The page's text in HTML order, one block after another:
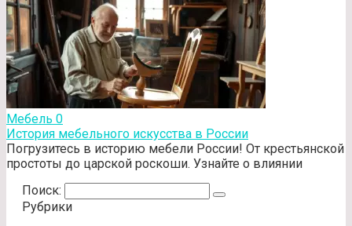
Мебель 0
История мебельного искусства в России
Погрузитесь в историю мебели России! От крестьянской
простоты до царской роскоши. Узнайте о влиянии
Поиск:
Рубрики